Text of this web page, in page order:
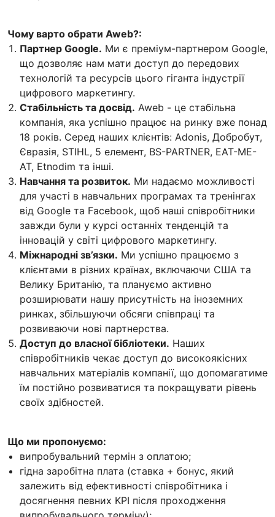
Чому варто обрати Aweb?:
Партнер Google. Ми є преміум-партнером Google,
що дозволяє нам мати доступ до передових
технологій та ресурсів цього гіганта індустрії
цифрового маркетингу.
Стабільність та досвід. Aweb - це стабільна
компанія, яка успішно працює на ринку вже понад
18 років. Серед наших клієнтів: Adonis, Добробут,
Євразія, STIHL, 5 елемент, BS-PARTNER, EAT-ME-
AT, Etnodim та інші.
Навчання та розвиток. Ми надаємо можливості
для участі в навчальних програмах та тренінгах
від Google та Facebook, щоб наші співробітники
завжди були у курсі останніх тенденцій та
інновацій у світі цифрового маркетингу.
Міжнародні зв’язки. Ми успішно працюємо з
клієнтами в різних країнах, включаючи США та
Велику Британію, та плануємо активно
розширювати нашу присутність на іноземних
ринках, збільшуючи обсяги співпраці та
розвиваючи нові партнерства.
Доступ до власної бібліотеки. Наших
співробітників чекає доступ до високоякісних
навчальних матеріалів компанії, що допомагатиме
їм постійно розвиватися та покращувати рівень
своїх здібностей.
Що ми пропонуємо:
випробувальний термін з оплатою;
гідна заробітна плата (ставка + бонус, який
залежить від ефективності співробітника і
досягнення певних KPI після проходження